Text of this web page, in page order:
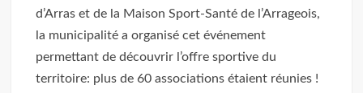
d’Arras et de la Maison Sport-Santé de l’Arrageois,
la municipalité a organisé cet événement
permettant de découvrir l’offre sportive du
territoire: plus de 60 associations étaient réunies !